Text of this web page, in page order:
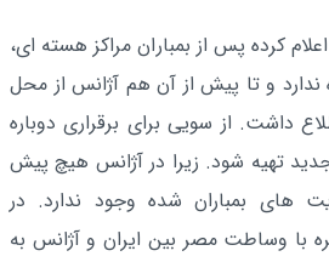
کرده پس از بمباران مراکز هسته ای،
و تا پیش از آن هم آژانس از محل
داشت. از سویی برای برقراری دوباره
تهیه شود. زیرا در آژانس هیچ پیش
های بمباران شده وجود ندارد. در
با وساطت مصر بین ایران و آژانس به